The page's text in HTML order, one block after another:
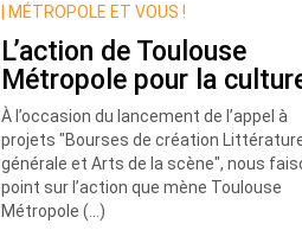
Nom
Courriel (non publié)
Ajoutez votre
MÉTROPOLE ET VOUS !
L’action de Toulouse
Métropole pour la
À l’occasion du lancement de l’appel à
projets "Bourses de création
générale et Arts de la scène", nous
point sur l’action que mène Toulouse
Métropole (…)